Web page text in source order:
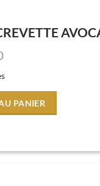
PANIER